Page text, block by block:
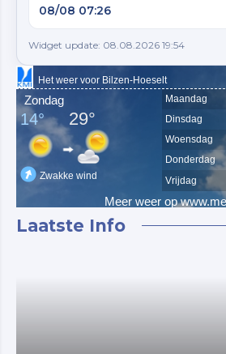
08/08 07:26
Widget update: 08.08.2026 19:54
Laatste Info